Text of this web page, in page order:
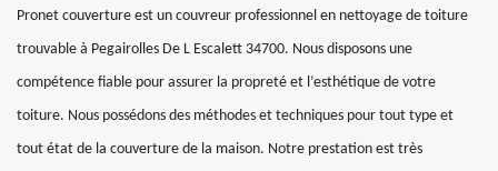
Pronet couverture est un couvreur professionnel en nettoyage de toiture
trouvable à Pegairolles De L Escalett 34700. Nous disposons une
compétence fiable pour assurer la propreté et l’esthétique de votre
toiture. Nous possédons des méthodes et techniques pour tout type et
tout état de la couverture de la maison. Notre prestation est très